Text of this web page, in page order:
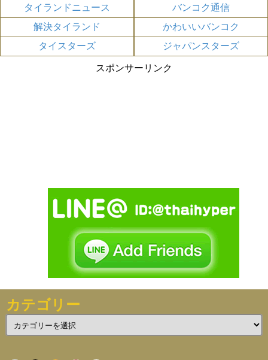
タイランドニュース
バンコク通信
解決タイランド
かわいいバンコク
タイスターズ
ジャパンスターズ
スポンサーリンク
カテゴリー
テ
リ